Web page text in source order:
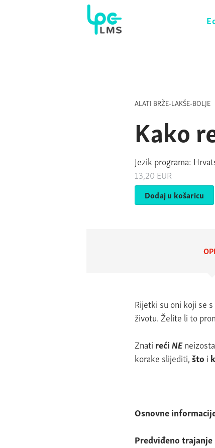
ALATI BRŽE-LAKŠE-BOLJE
Kako
Jezik programa:
13,20 EUR
Dodaj u košaricu
Rijetki su oni koji se
životu. Želite li to
Znati rećiNE
korake slijediti,što i
Osnovne
Predviđeno trajanje